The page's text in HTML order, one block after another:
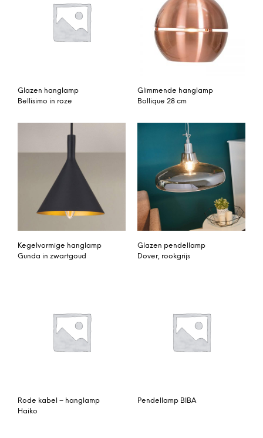
Glazen hanglamp
Bellisimo in roze
Glimmende hanglamp
Bollique 28 cm
Kegelvormige hanglamp
Gunda in zwartgoud
Glazen pendellamp
Dover, rookgrijs
Rode kabel – hanglamp
Haiko
Pendellamp BIBA